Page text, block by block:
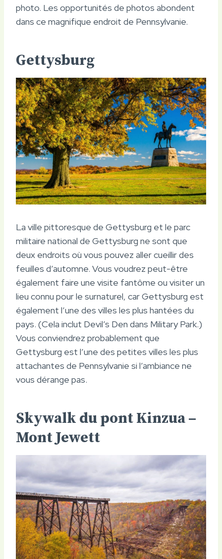
photo. Les opportunités de photos abondent
dans ce magnifique endroit de Pennsylvanie.
Gettysburg
La ville pittoresque de Gettysburg et le parc
militaire national de Gettysburg ne sont que
deux endroits où vous pouvez aller cueillir des
feuilles d’automne. Vous voudrez peut-être
également faire une visite fantôme ou visiter un
lieu connu pour le surnaturel, car Gettysburg est
également l’une des villes les plus hantées du
pays. (Cela inclut Devil’s Den dans Military Park.)
Vous conviendrez probablement que
Gettysburg est l’une des petites villes les plus
attachantes de Pennsylvanie si l’ambiance ne
vous dérange pas.
Skywalk du pont Kinzua –
Mont Jewett